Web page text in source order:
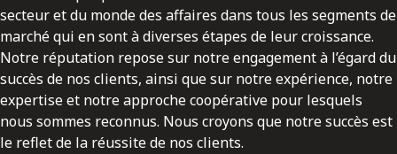
secteur et du monde des affaires dans tous les segments de
marché qui en sont à diverses étapes de leur croissance.
Notre réputation repose sur notre engagement à l’égard du
succès de nos clients, ainsi que sur notre expérience, notre
expertise et notre approche coopérative pour lesquels
nous sommes reconnus. Nous croyons que notre succès est
le reflet de la réussite de nos clients.